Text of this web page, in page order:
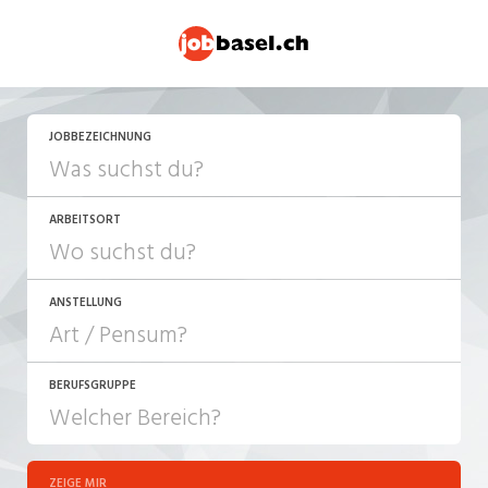
JOBBEZEICHNUNG
ARBEITSORT
ANSTELLUNG
JOB-TYP
Festanstellung
BERUFSGRUPPE
ZEIGE MIR